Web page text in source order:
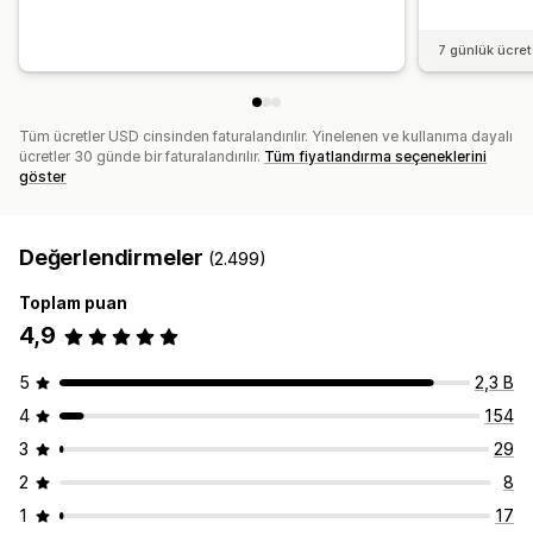
7 günlük
Tüm ücretler USD cinsinden faturalandırılır. Yinelenen ve kullanıma dayalı
ücretler 30 günde bir faturalandırılır. Tüm fiyatlandırma seçeneklerini
göster
Değerlendirmeler (2.499)
Toplam puan
4,9
5
2,3 B
4
154
3
29
2
8
1
17